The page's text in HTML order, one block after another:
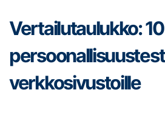
Vertailutaulukko:
verkkosivustoille